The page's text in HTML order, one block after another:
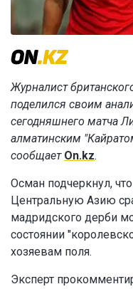
Журналист
поделился своим
сегодняшнего матча
алматинским
сообщает On.kz.
Осман подчеркнул,
Центральную Азию
мадридского дерби
состоянии
хозяевам поля.
Эксперт